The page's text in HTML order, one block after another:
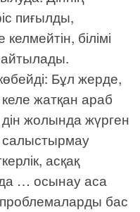
пиғылды,
білімі
Бұл жерде,
жатқан араб
жолында жүрген
асқақ
… осынау аса
проблемаларды бас